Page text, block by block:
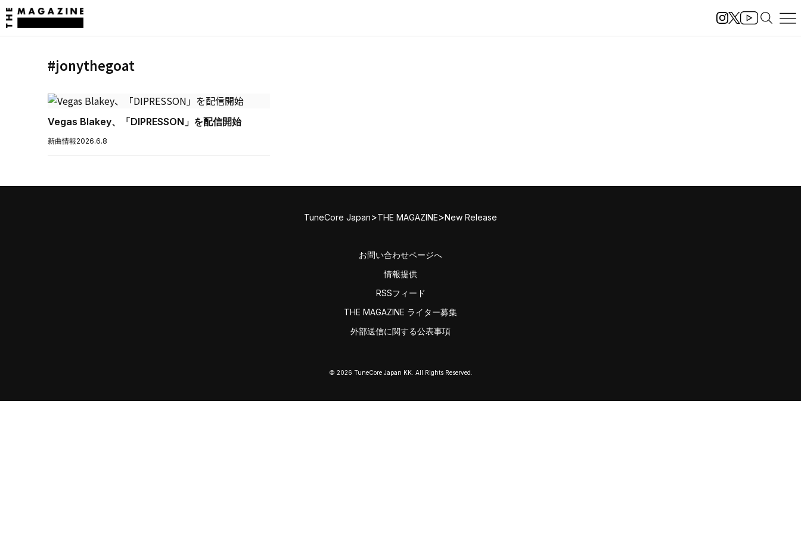
#jonythegoat
Vegas Blakey、「DIPRESSON」を配信開始
新曲情報2026.6.8
TuneCore Japan>THE MAGAZINE>New Release
お問い合わせページへ
情報提供
RSSフィード
THE MAGAZINE ライター募集
外部送信に関する公表事項
© 2026 TuneCore Japan KK. All Rights Reserved.